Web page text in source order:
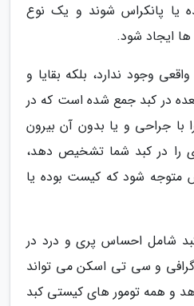
یا پانکراس شوند و یک نوع
ایجاد شود.
وجود ندارد، بلکه بقایا و
در کبد جمع شده است که در
با جراحی و یا بدون آن بیرون
را در کبد شما تشخیص دهد،
متوجه شود که کیست بوده یا
شامل احساس پری و درد در
و سی تی اسکن می تواند
و همه تومور های کیستی کبد